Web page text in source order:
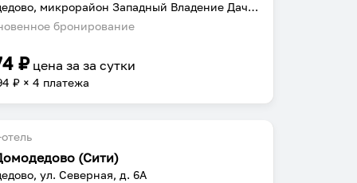
Домодедово, микрорайон Западный Владение Дачник, с 1
бронирование
₽ цена заза сутки
₽ × 4 платежа
(Сити)
ул. Северная, д. 6А